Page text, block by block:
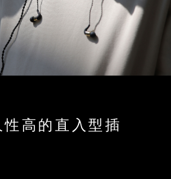
高的直入型插